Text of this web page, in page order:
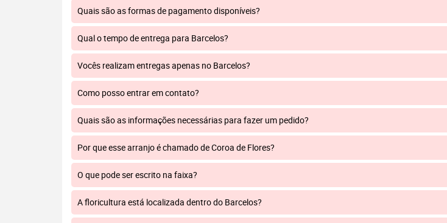
Quais são as formas de pagamento disponíveis?
Qual o tempo de entrega para Barcelos?
Vocês realizam entregas apenas no Barcelos?
Como posso entrar em contato?
Quais são as informações necessárias para fazer um pedido?
Por que esse arranjo é chamado de Coroa de Flores?
O que pode ser escrito na faixa?
A floricultura está localizada dentro do Barcelos?